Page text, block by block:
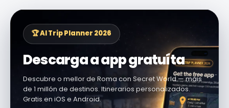
🏆 AI Trip Planner 2026
Descarga a app gratuíta
Descubre o mellor de Roma con Secret World — máis
de 1 millón de destinos. Itinerarios personalizados.
Gratis en iOS e Android.